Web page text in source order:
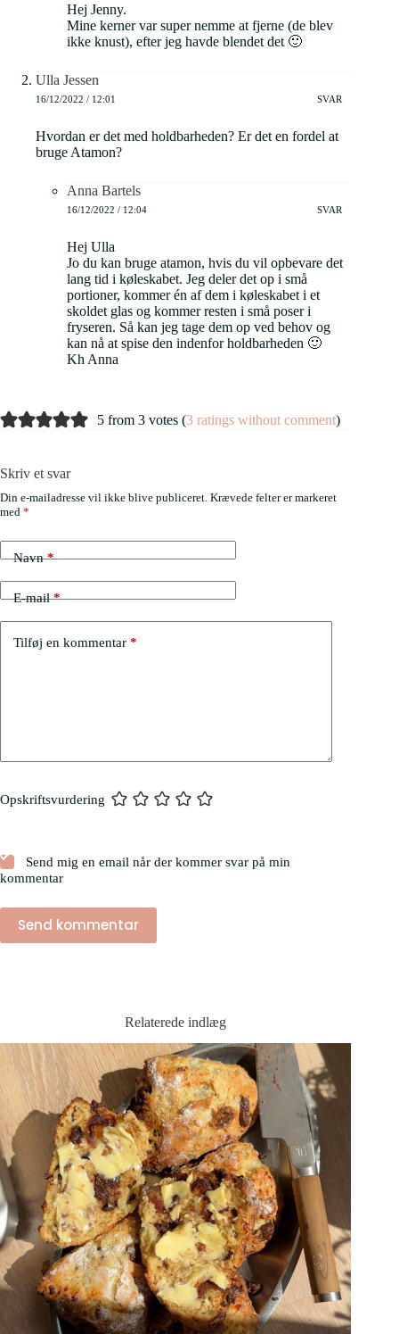
Hej Jenny.
Mine kerner var super nemme at fjerne (de blev
ikke knust), efter jeg havde blendet det 🙂
Ulla Jessen
16/12/2022 / 12:01 SVAR
Hvordan er det med holdbarheden? Er det en fordel at
bruge Atamon?
Anna Bartels
16/12/2022 / 12:04 SVAR
Hej Ulla
Jo du kan bruge atamon, hvis du vil opbevare det
lang tid i køleskabet. Jeg deler det op i små
portioner, kommer én af dem i køleskabet i et
skoldet glas og kommer resten i små poser i
fryseren. Så kan jeg tage dem op ved behov og
kan nå at spise den indenfor holdbarheden 🙂
Kh Anna
5 from 3 votes (3 ratings without comment)
Skriv et svar
Din e-mailadresse vil ikke blive publiceret. Krævede felter er markeret
med *
Navn*
E-mail*
Tilføj en kommentar *
Opskriftsvurdering
Send mig en email når der kommer svar på min
kommentar
Send kommentar
Relaterede indlæg